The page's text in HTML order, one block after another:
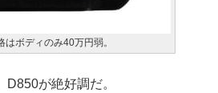
ボディのみ40万円弱。
が絶好調だ。